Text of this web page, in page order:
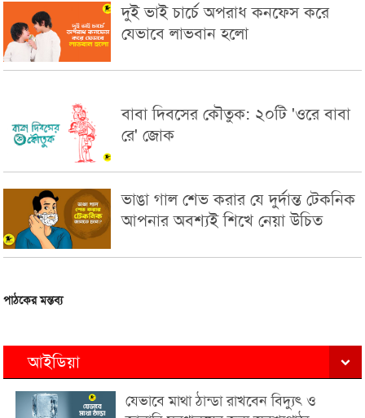
দুই ভাই চার্চে অপরাধ কনফেস করে
যেভাবে লাভবান হলো
বাবা দিবসের কৌতুক: ২০টি 'ওরে বাবা
রে' জোক
ভাঙা গাল শেভ করার যে দুর্দান্ত টেকনিক
আপনার অবশ্যই শিখে নেয়া উচিত
পাঠকের মন্তব্য
আইডিয়া
যেভাবে মাথা ঠান্ডা রাখবেন বিদ্যুৎ ও